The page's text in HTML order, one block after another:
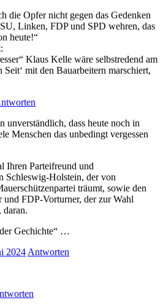
die Opfer nicht gegen das Gedenken
Linken, FDP und SPD wehren, das
heute!“
Klaus Kelle wäre selbstredend am
Seit‘ mit den Bauarbeitern marschiert,
dass heute noch in
Menschen das unbedingt vergessen
Ihren Parteifreund und
Schleswig-Holstein, der von
träumt, sowie den
und FDP-Vorturner, der zur Wahl
daran.
Gechichte“ …
2024 Antworten